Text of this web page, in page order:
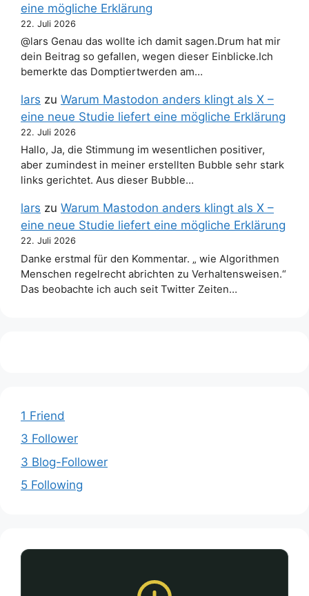
eine mögliche Erklärung
22. Juli 2026
@lars Genau das wollte ich damit sagen.Drum hat mir
dein Beitrag so gefallen, wegen dieser Einblicke.Ich
bemerkte das Domptiertwerden am…
lars zu Warum Mastodon anders klingt als X –
eine neue Studie liefert eine mögliche Erklärung
22. Juli 2026
Hallo, Ja, die Stimmung im wesentlichen positiver,
aber zumindest in meiner erstellten Bubble sehr stark
links gerichtet. Aus dieser Bubble…
lars zu Warum Mastodon anders klingt als X –
eine neue Studie liefert eine mögliche Erklärung
22. Juli 2026
Danke erstmal für den Kommentar. „ wie Algorithmen
Menschen regelrecht abrichten zu Verhaltensweisen.“
Das beobachte ich auch seit Twitter Zeiten…
1 Friend
3 Follower
3 Blog-Follower
5 Following